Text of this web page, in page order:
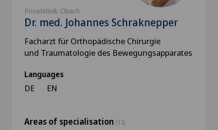
Privatklinik Obach
Dr. med. Johannes Schraknepper
Facharzt für Orthopädische Chirurgie
und Traumatologie des Bewegungsapparates
Languages
DE EN
Areas of specialisation (12)